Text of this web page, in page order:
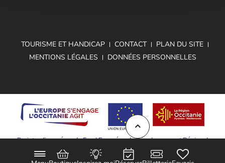
TOURISME ET HANDICAP CONTACT
PLAN DU SITE
MENTIONS LÉGALES
DONNÉES PERSONNELLES
Projet cofinancé par le Fond Européen de Développement Régional